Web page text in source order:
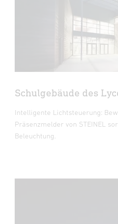
Schulgebäude des
Intelligente Lichtsteuerung:
Präsenzmelder von STEINEL
Beleuchtung.